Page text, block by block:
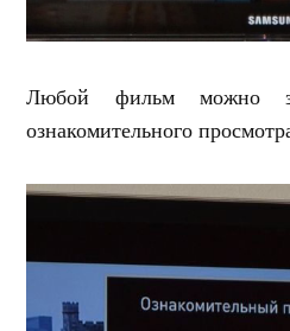
Любой фильм можно
ознакомительного